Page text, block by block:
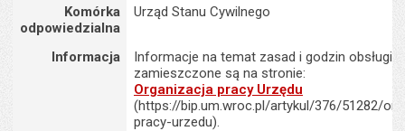
Komórka
odpowiedzialna
Urząd Stanu Cywilnego
Informacja
Informacje na temat zasad i godzin obsługi
zamieszczone są na stronie:
Organizacja pracy Urzędu
(https://bip.um.wroc.pl/artykul/376/51282/
pracy-urzedu).